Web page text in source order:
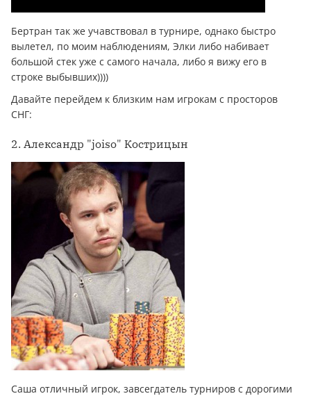
Бертран так же учавствовал в турнире, однако быстро
вылетел, по моим наблюдениям, Элки либо набивает
большой стек уже с самого начала, либо я вижу его в
строке выбывших))))
Давайте перейдем к близким нам игрокам с просторов
СНГ:
2. Александр "joiso" Кострицын
Саша отличный игрок, завсегдатель турниров с дорогими